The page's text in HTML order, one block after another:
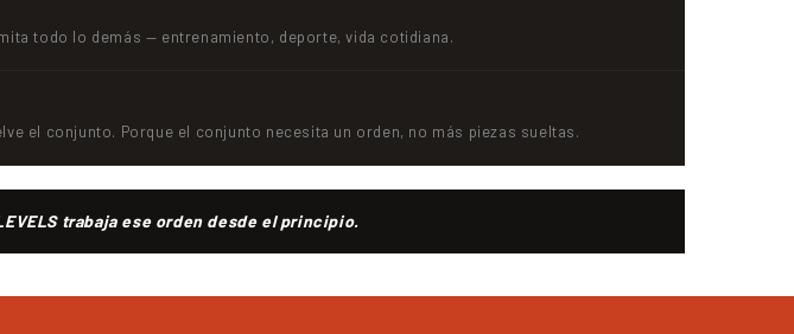
todo lo demás — entrenamiento, deporte, vida cotidiana.
el conjunto. Porque el conjunto necesita un orden, no más piezas sueltas.
trabaja ese orden desde el principio.